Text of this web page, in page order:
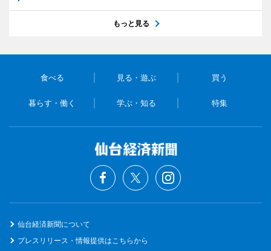
もっと見る
食べる 見る・遊ぶ 買う
暮らす・働く 学ぶ・知る 特集
仙台経済新聞について
プレスリリース・情報提供はこちらから